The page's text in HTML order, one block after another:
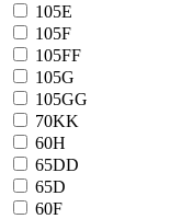
105E
105F
105FF
105G
105GG
70KK
60H
65DD
65D
60F